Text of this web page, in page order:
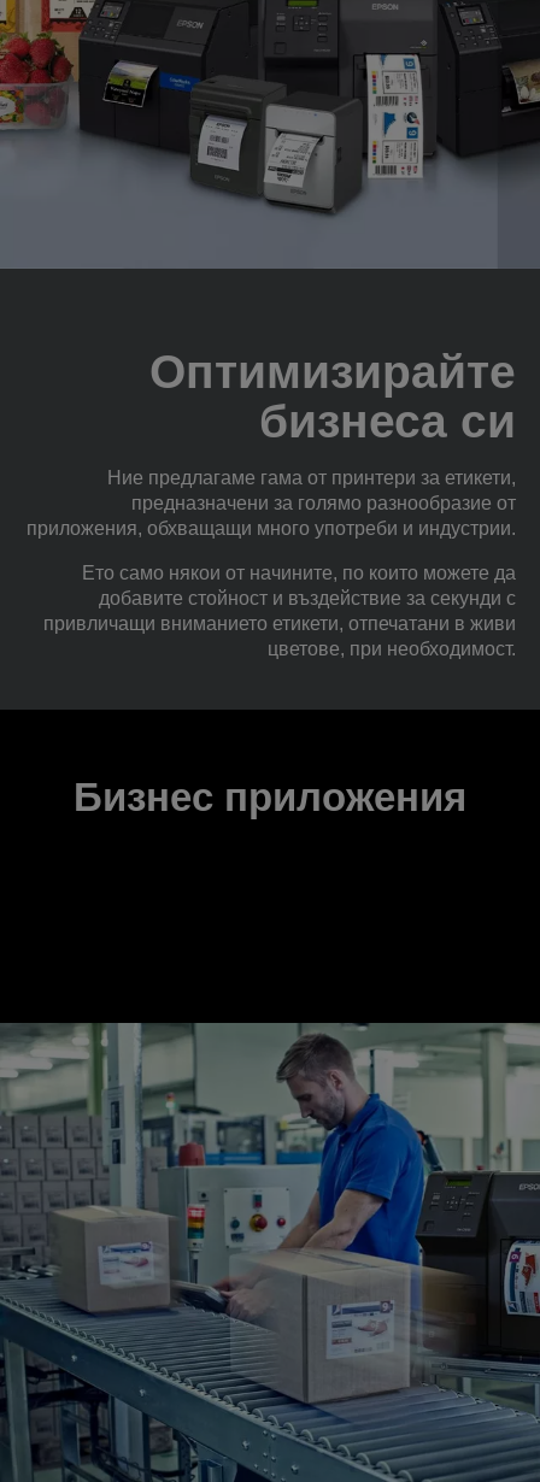
Оптимизирайте
бизнеса си
Ние предлагаме гама от принтери за етикети,
предназначени за голямо разнообразие от
приложения, обхващащи много употреби и индустрии.
Ето само някои от начините, по които можете да
добавите стойност и въздействие за секунди с
привличащи вниманието етикети, отпечатани в живи
цветове, при необходимост.
Бизнес приложения